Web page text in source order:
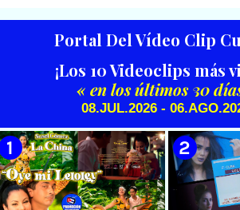
Portal Del Vídeo Clip
¡Los 10 Videoclips más
« en los últimos 30
08.JUL.2026 -